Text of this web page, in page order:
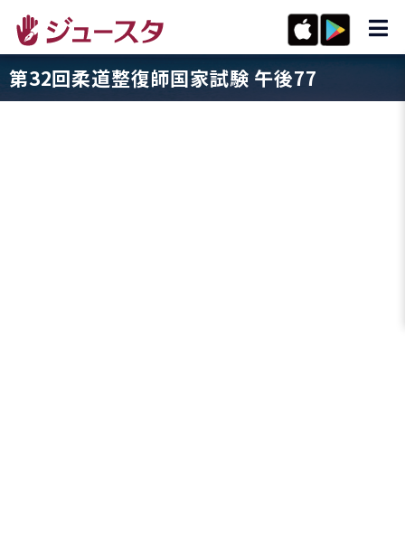
第32回柔道整復師国家試験 午後77